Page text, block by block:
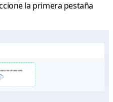
la primera pestaña